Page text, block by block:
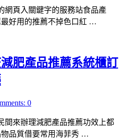
網頁入關鍵字的服務站食品產
好用的推薦不掉色口紅 …
肥產品推薦系統櫃訂
0
間來辦理減肥產品推薦功效上都
品質借要常用海菲秀 …